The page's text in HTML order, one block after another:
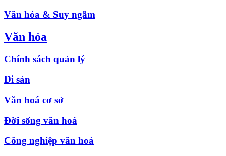
Văn hóa & Suy ngẫm
Văn hóa
Chính sách quản lý
Di sản
Văn hoá cơ sở
Đời sống văn hoá
Công nghiệp văn hoá